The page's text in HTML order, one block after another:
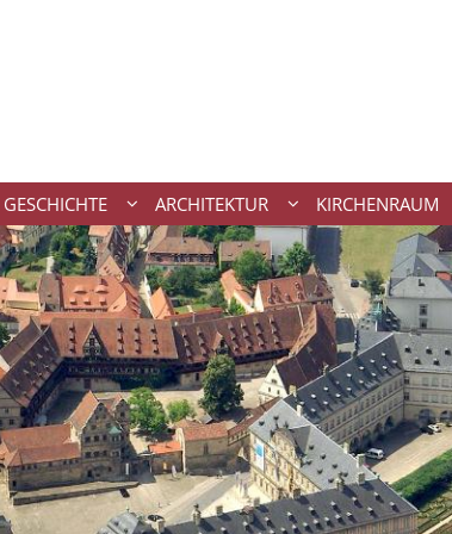
GESCHICHTE ARCHITEKTUR KIRCHENRAUM